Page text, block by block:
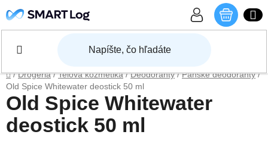
Domov
/ Drogéria / Telová kozmetika / Deodoranty / Pánske deodoranty /
Old Spice Whitewater deostick 50 ml
Old Spice Whitewater
deostick 50 ml